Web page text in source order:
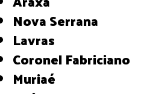
Nova Serrana
Lavras
Coronel Fabriciano
Muriaé